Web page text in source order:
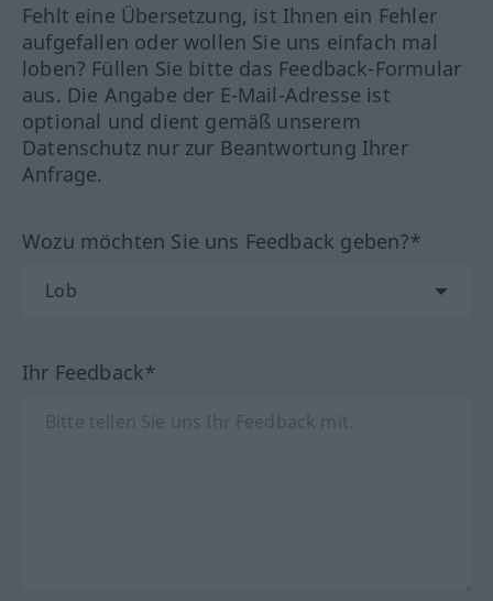
Fehlt eine Übersetzung, ist Ihnen ein Fehler
aufgefallen oder wollen Sie uns einfach mal
loben? Füllen Sie bitte das Feedback-Formular
aus. Die Angabe der E-Mail-Adresse ist
optional und dient gemäß unserem
Datenschutz nur zur Beantwortung Ihrer
Anfrage.
Wozu möchten Sie uns Feedback geben?*
Ihr Feedback*